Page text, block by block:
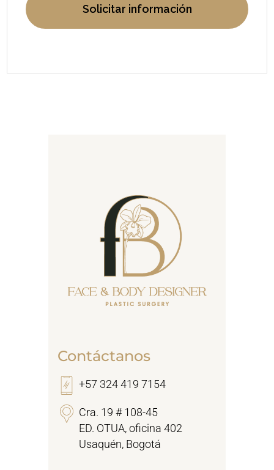
Contáctanos
+57 324 419 7154
Cra. 19 # 108-45
ED. OTUA, oficina 402
Usaquén, Bogotá